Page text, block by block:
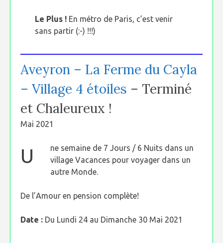
Le Plus ! En métro de Paris, c’est venir
sans partir (:-) !!!)
Aveyron – La Ferme du Cayla
– Village 4 étoiles – Terminé
et Chaleureux !
Mai 2021
U
ne semaine de 7 Jours / 6 Nuits dans un
village Vacances pour voyager dans un
autre Monde.
De l’Amour en pension complète!
Date : Du Lundi 24 au Dimanche 30 Mai 2021